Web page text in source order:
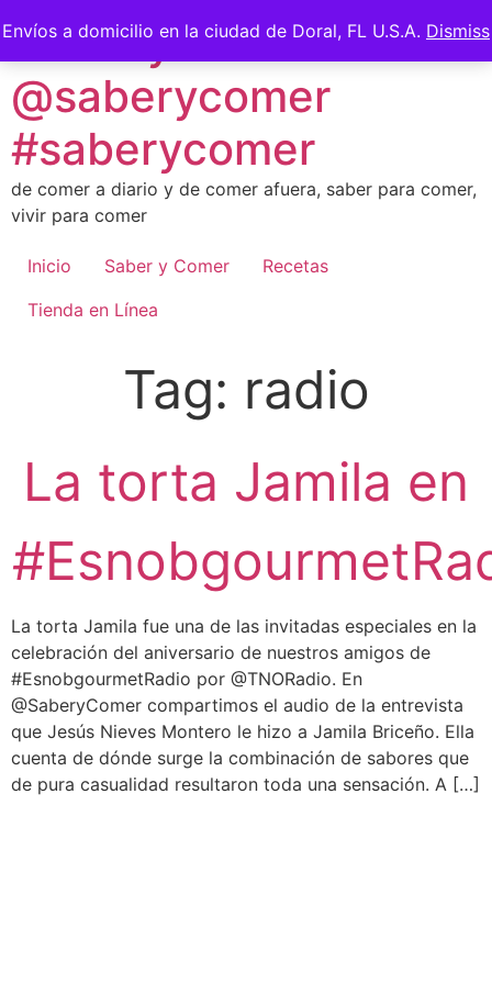
Envíos a domicilio en la ciudad de Doral, FL U.S.A. Dismiss
to
content
Saber y Comer -
@saberycomer
#saberycomer
de comer a diario y de comer afuera, saber para comer,
vivir para comer
Inicio Saber y Comer
Recetas
Tienda en Línea
Tag: radio
La torta Jamila en
La torta Jamila fue una de las invitadas especiales en la
celebración del aniversario de nuestros amigos de
#EsnobgourmetRadio por @TNORadio. En
@SaberyComer compartimos el audio de la entrevista
que Jesús Nieves Montero le hizo a Jamila Briceño. Ella
cuenta de dónde surge la combinación de sabores que
de pura casualidad resultaron toda una sensación. A […]